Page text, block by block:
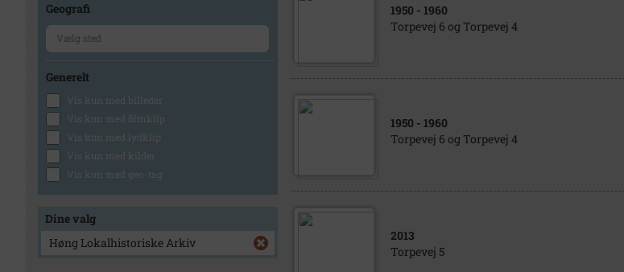
Geografi
Generelt
Vis kun med billeder
Vis kun med filmklip
Vis kun med lydklip
Vis kun med kilder
Vis kun med geo-tag
Dine valg
Høng Lokalhistoriske Arkiv
1950 - 1960
Torpevej 6 og Torpevej 4
1950 - 1960
Torpevej 6 og Torpevej 4
2013
Torpevej 5